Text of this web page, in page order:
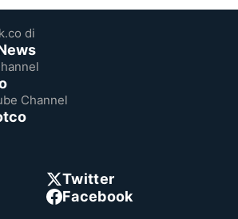
di
Channel
Twitter
Facebook